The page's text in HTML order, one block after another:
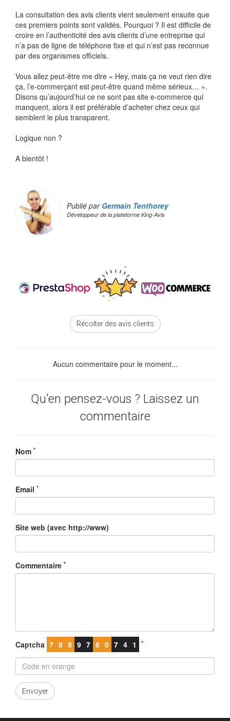
La consultation des avis clients vient seulement ensuite que
ces premiers points sont validés. Pourquoi ? Il est difficile de
croire en l’authenticité des avis clients d’une entreprise qui
n’a pas de ligne de téléphone fixe et qui n’est pas reconnue
par des organismes officiels.
Vous allez peut-être me dire « Hey, mais ça ne veut rien dire
ça, l’e-commerçant est peut-être quand même sérieux… ».
Disons qu’aujourd’hui ce ne sont pas site e-commerce qui
manquent, alors il est préférable d’acheter chez ceux qui
semblent le plus transparent.
Logique non ?
A bientôt !
Publié par Germain Tenthorey
Développeur de la plateforme King-Avis
Récolter des avis clients
Aucun commentaire pour le moment...
Qu'en pensez-vous ? Laissez un
commentaire
Nom *
Email *
Site web (avec http://www)
Commentaire *
Captcha 7 8 8 9 7 8 0 7 4 1 *
Envoyer